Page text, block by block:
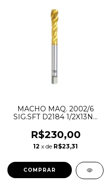
MACHO MAQ. 2002/6
SIG.SFT D2184 1/2X13NC
R$230,00
12 x de R$23,31